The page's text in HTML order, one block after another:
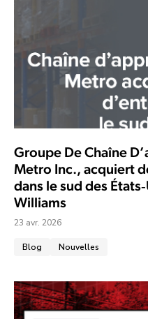
Groupe De Chaîne
Metro Inc., acquiert
dans le sud des
Williams
23 avr. 2026
Blog Nouvelles